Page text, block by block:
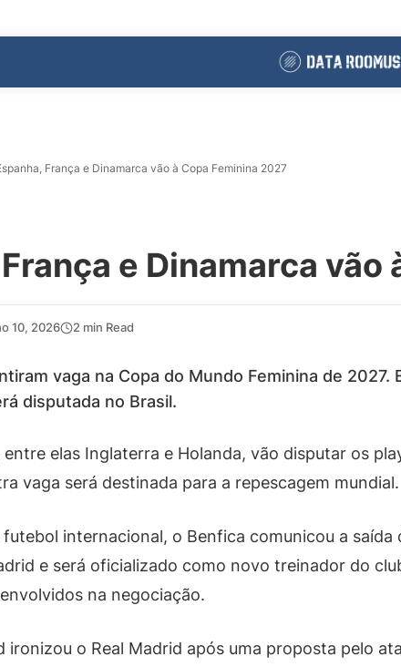
França e Dinamarca vão à Copa Feminina 2027
e Dinamarca vão
10, 2026 2 min Read
vaga na Copa do Mundo Feminina de 2027.
disputada no Brasil.
elas Inglaterra e Holanda, vão disputar os
vaga será destinada para a repescagem mundial.
internacional, o Benfica comunicou a
e será oficializado como novo treinador do
na negociação.
ironizou o Real Madrid após uma proposta pelo